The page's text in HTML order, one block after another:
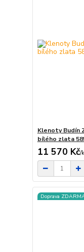
Klenoty Budín
bílého zlata
11 570 Kč/
Doprava